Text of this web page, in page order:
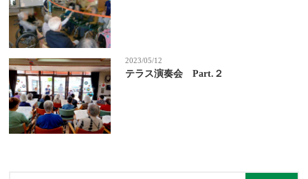
2023/05/12
テラス演奏会 Part.２